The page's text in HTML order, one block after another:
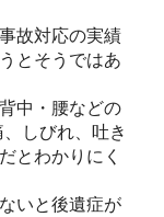
故対応の実績
とそうではあ
中・腰などの
しびれ、吐き
とわかりにく
いと後遺症が